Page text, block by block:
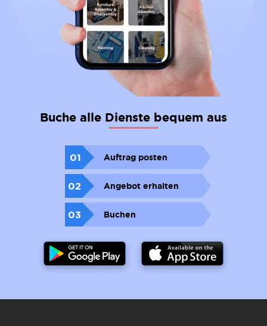
Buche alle Dienste bequem aus
01 Auftrag posten
02 Angebot erhalten
03 Buchen